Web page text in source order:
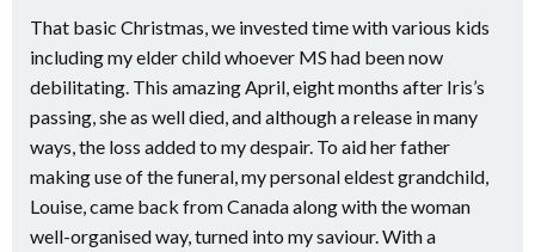
That basic Christmas, we invested time with various kids
including my elder child whoever MS had been now
debilitating. This amazing April, eight months after Iris’s
passing, she as well died, and although a release in many
ways, the loss added to my despair. To aid her father
making use of the funeral, my personal eldest grandchild,
Louise, came back from Canada along with the woman
well-organised way, turned into my saviour. With a